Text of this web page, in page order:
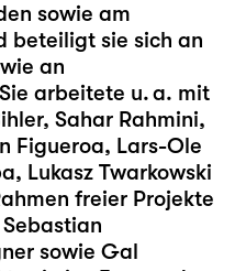
sowie am
beteiligt sie sich an
an
arbeitete u. a. mit
Sahar Rahmini,
Figueroa, Lars-Ole
Lukasz Twarkowski
freier Projekte
sowie Gal